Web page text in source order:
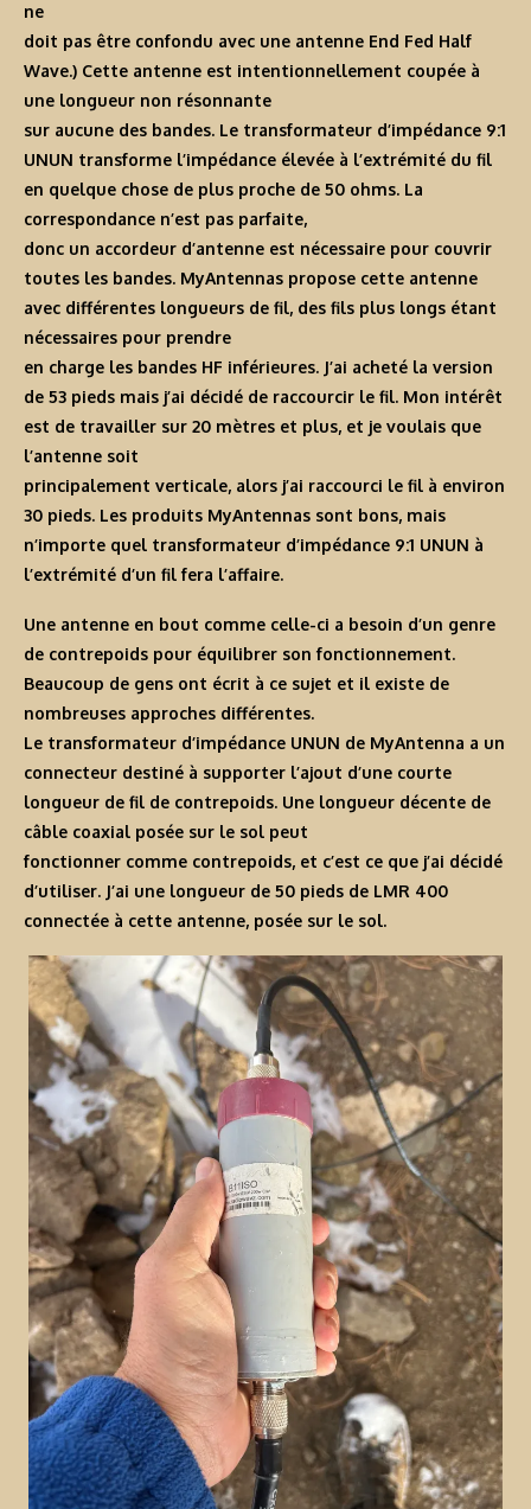
ne
doit pas être confondu avec une antenne End Fed Half
Wave.) Cette antenne est intentionnellement coupée à
une longueur non résonnante
sur aucune des bandes. Le transformateur d’impédance 9:1
UNUN transforme l’impédance élevée à l’extrémité du fil
en quelque chose de plus proche de 50 ohms. La
correspondance n’est pas parfaite,
donc un accordeur d’antenne est nécessaire pour couvrir
toutes les bandes. MyAntennas propose cette antenne
avec différentes longueurs de fil, des fils plus longs étant
nécessaires pour prendre
en charge les bandes HF inférieures. J’ai acheté la version
de 53 pieds mais j’ai décidé de raccourcir le fil. Mon intérêt
est de travailler sur 20 mètres et plus, et je voulais que
l’antenne soit
principalement verticale, alors j’ai raccourci le fil à environ
30 pieds. Les produits MyAntennas sont bons, mais
n’importe quel transformateur d’impédance 9:1 UNUN à
l’extrémité d’un fil fera l’affaire.
Une antenne en bout comme celle-ci a besoin d’un genre
de contrepoids pour équilibrer son fonctionnement.
Beaucoup de gens ont écrit à ce sujet et il existe de
nombreuses approches différentes.
Le transformateur d’impédance UNUN de MyAntenna a un
connecteur destiné à supporter l’ajout d’une courte
longueur de fil de contrepoids. Une longueur décente de
câble coaxial posée sur le sol peut
fonctionner comme contrepoids, et c’est ce que j’ai décidé
d’utiliser. J’ai une longueur de 50 pieds de LMR 400
connectée à cette antenne, posée sur le sol.